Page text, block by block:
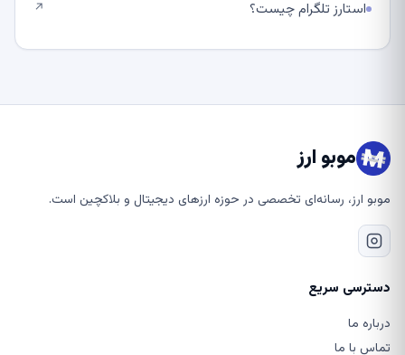
استارز تلگرام چیست؟ ↗
موبو ارز
موبو ارز، رسانه‌ای تخصصی در حوزه ارزهای دیجیتال و بلاکچین است.
دسترسی سریع
درباره ما
تماس با ما